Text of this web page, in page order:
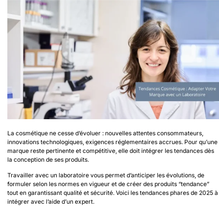
La cosmétique ne cesse d’évoluer : nouvelles attentes consommateurs,
innovations technologiques, exigences réglementaires accrues. Pour qu’une
marque reste pertinente et compétitive, elle doit intégrer les tendances dès
la conception de ses produits.
Travailler avec un laboratoire vous permet d’anticiper les évolutions, de
formuler selon les normes en vigueur et de créer des produits “tendance”
tout en garantissant qualité et sécurité. Voici les tendances phares de 2025 à
intégrer avec l’aide d’un expert.